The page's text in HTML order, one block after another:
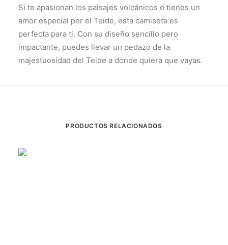
Si te apasionan los paisajes volcánicos o tienes un
amor especial por el Teide, esta camiseta es
perfecta para ti. Con su diseño sencillo pero
impactante, puedes llevar un pedazo de la
majestuosidad del Teide a donde quiera que vayas.
PRODUCTOS RELACIONADOS